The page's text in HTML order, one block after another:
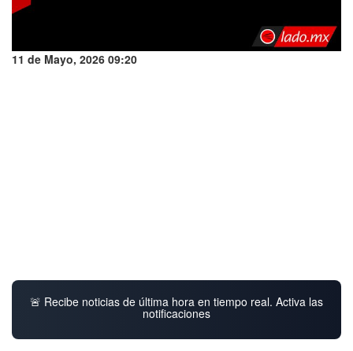
11 de Mayo, 2026 09:20
🚨 Recibe noticias de última hora en tiempo real. Activa las
notificaciones